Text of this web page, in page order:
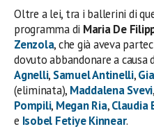
Oltre a lei, tra i ballerini di
programma di Maria De
Zenzola, che già aveva
dovuto abbandonare a
Agnelli, Samuel Antinelli,
(eliminata), Maddalena Svevi,
Pompili, Megan Ria,Claudia
e Isobel Fetiye Kinnear.